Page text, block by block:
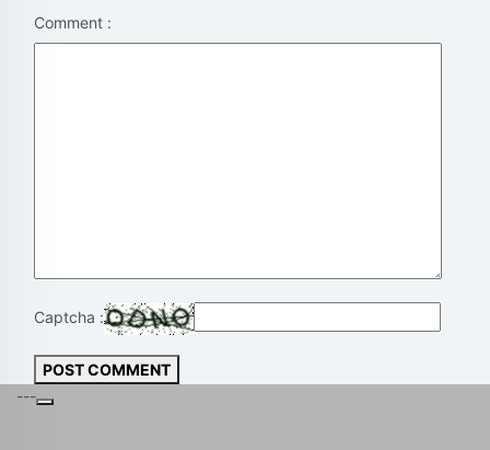
Comment :
Captcha :
POST COMMENT
---